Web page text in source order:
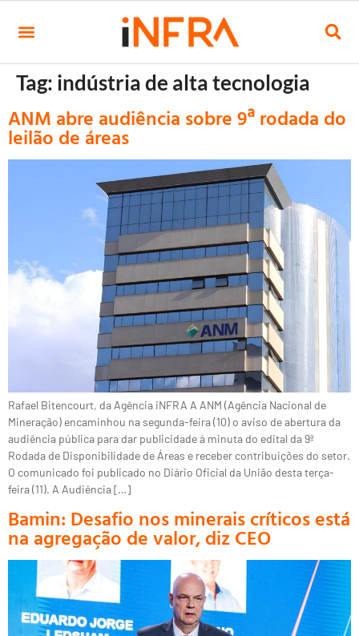
Tag: indústria de alta tecnologia
ANM abre audiência sobre 9ª rodada do
leilão de áreas
Rafael Bitencourt, da Agência iNFRA A ANM (Agência Nacional de
Mineração) encaminhou na segunda-feira (10) o aviso de abertura da
audiência pública para dar publicidade à minuta do edital da 9ª
Rodada de Disponibilidade de Áreas e receber contribuições do setor.
O comunicado foi publicado no Diário Oficial da União desta terça-
feira (11). A Audiência […]
Bamin: Desafio nos minerais críticos está
na agregação de valor, diz CEO